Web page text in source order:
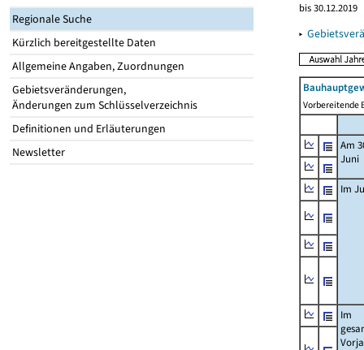
Regionale Suche
Kürzlich bereitgestellte Daten
Allgemeine Angaben, Zuordnungen
Gebietsveränderungen,
Änderungen zum Schlüsselverzeichnis
Definitionen und Erläuterungen
Newsletter
bis 30.12.2019
▸
Vorbereitende
Am
Juni
Im
Im